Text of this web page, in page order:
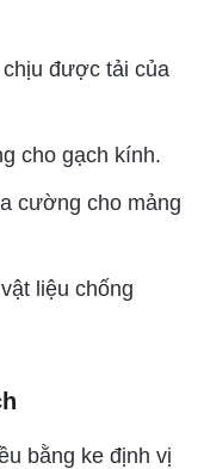
được tải của
cho gạch kính.
cường cho mảng
liệu chống
bằng ke định vị